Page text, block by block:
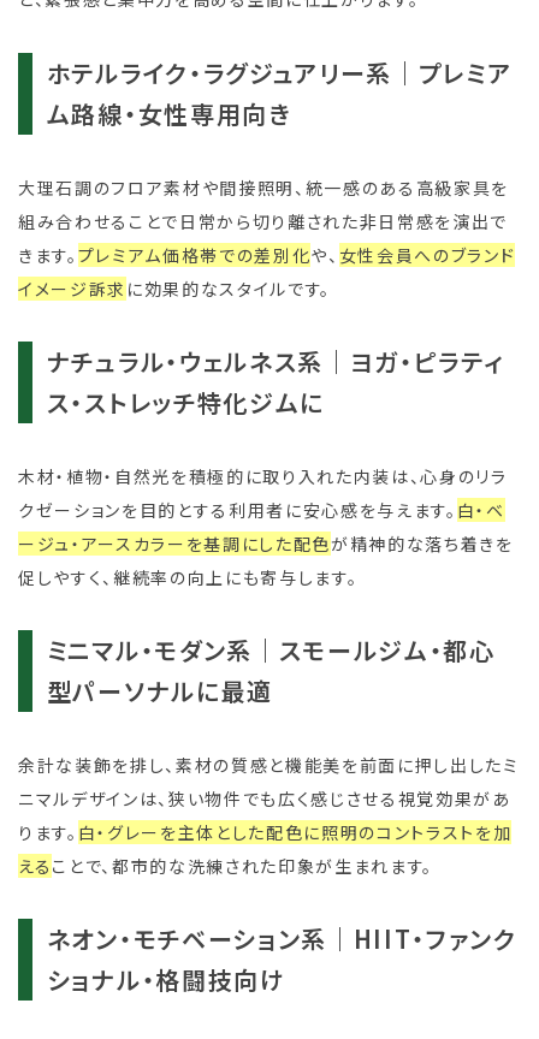
ホテルライク・ラグジュアリー系｜プレミア
ム路線・女性専用向き
大理石調のフロア素材や間接照明、統一感のある高級家具を
組み合わせることで日常から切り離された非日常感を演出で
きます。 プレミアム価格帯での差別化や、 女性会員へのブランド
イメージ訴求 に効果的なスタイルです。
ナチュラル・ウェルネス系｜ヨガ・ピラティ
ス・ストレッチ特化ジムに
木材・植物・自然光を積極的に取り入れた内装は、心身のリラ
クゼーションを目的とする利用者に安心感を与えます。 白・ベ
ージュ・アースカラーを基調にした配色が精神的な落ち着きを
促しやすく、継続率の向上にも寄与します。
ミニマル・モダン系｜スモールジム・都心
型パーソナルに最適
余計な装飾を排し、素材の質感と機能美を前面に押し出したミ
ニマルデザインは、狭い物件でも広く感じさせる視覚効果があ
ります。 白・グレーを主体とした配色に照明のコントラストを加
える ことで、都市的な洗練された印象が生まれます。
ネオン・モチベーション系｜HIIT・ファンク
ショナル・格闘技向け